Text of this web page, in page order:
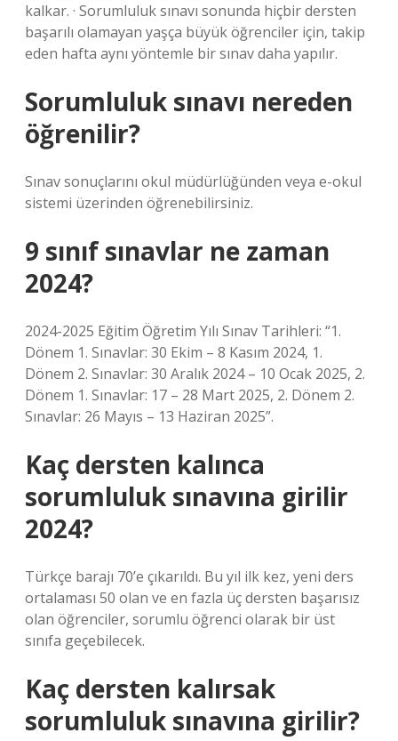
kalkar. · Sorumluluk sınavı sonunda hiçbir dersten
başarılı olamayan yaşça büyük öğrenciler için, takip
eden hafta aynı yöntemle bir sınav daha yapılır.
Sorumluluk sınavı nereden
öğrenilir?
Sınav sonuçlarını okul müdürlüğünden veya e-okul
sistemi üzerinden öğrenebilirsiniz.
9 sınıf sınavlar ne zaman
2024?
2024-2025 Eğitim Öğretim Yılı Sınav Tarihleri: “1.
Dönem 1. Sınavlar: 30 Ekim – 8 Kasım 2024, 1.
Dönem 2. Sınavlar: 30 Aralık 2024 – 10 Ocak 2025, 2.
Dönem 1. Sınavlar: 17 – 28 Mart 2025, 2. Dönem 2.
Sınavlar: 26 Mayıs – 13 Haziran 2025”.
Kaç dersten kalınca
sorumluluk sınavına girilir
2024?
Türkçe barajı 70’e çıkarıldı. Bu yıl ilk kez, yeni ders
ortalaması 50 olan ve en fazla üç dersten başarısız
olan öğrenciler, sorumlu öğrenci olarak bir üst
sınıfa geçebilecek.
Kaç dersten kalırsak
sorumluluk sınavına girilir?